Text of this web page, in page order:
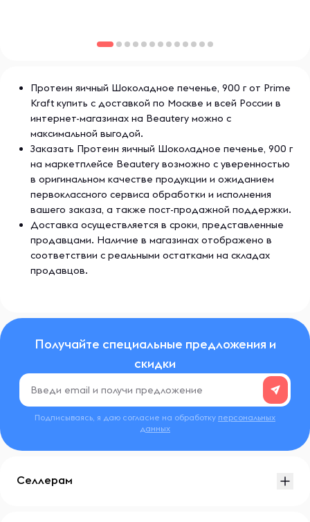
ориентированный на создание высокоэффективных
предлагает широкий ассортимент продуктов, включая
протеины, креатин, предтренировочные комплексы и
витамины, которые помогают улучшить результаты
тренировок и поддерживать здоровье. Все формулы
Prime Kraft разработаны с учетом потребностей
спортсменов и проходят строгие испытания на качество
и эффективность, что гарантирует их высокую
производительность.
Протеин яичный Шоколадное печенье, 900 г от Prime
Kraft купить с доставкой по Москве и всей России в
интернет-магазинах на Beautery можно с
максимальной выгодой.
Заказать Протеин яичный Шоколадное печенье, 900 г
на маркетплейсе Beautery возможно с уверенностью
в оригинальном качестве продукции и ожиданием
первоклассного сервиса обработки и исполнения
вашего заказа, а также пост-продажной поддержки.
Доставка осуществляется в сроки, представленные
продавцами. Наличие в магазинах отображено в
соответствии с реальными остатками на складах
продавцов.
Получайте специальные предложения и
скидки
Подписываясь, я даю согласие на обработку персональных
данных
Селлерам